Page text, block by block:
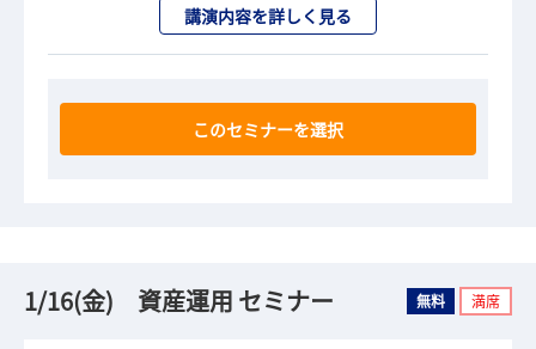
講演内容を詳しく見る
このセミナーを選択
1/16(金) 資産運用 セミナー 無料 満席